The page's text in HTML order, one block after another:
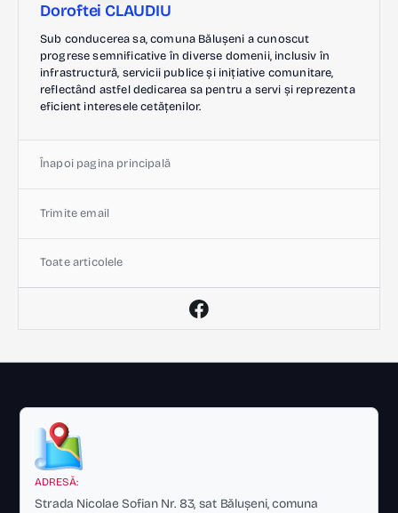
Doroftei CLAUDIU
Sub conducerea sa, comuna Bălușeni a cunoscut
progrese semnificative în diverse domenii, inclusiv în
infrastructură, servicii publice și inițiative comunitare,
reflectând astfel dedicarea sa pentru a servi și reprezenta
eficient interesele cetățenilor.
Înapoi pagina principală
Trimite email
Toate articolele
ADRESĂ:
Strada Nicolae Sofian Nr. 83, sat Bălușeni, comuna